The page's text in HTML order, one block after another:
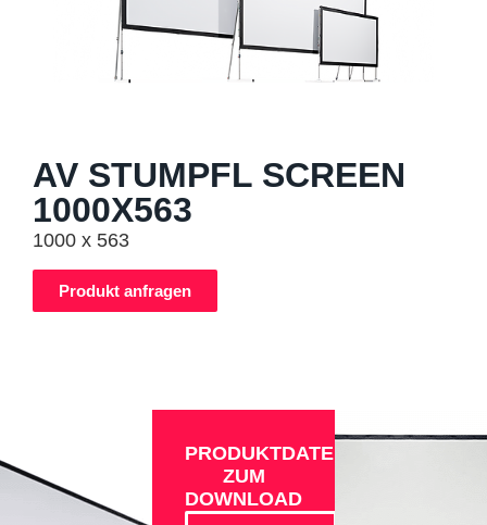
AV STUMPFL SCREEN
1000X563
1000 x 563
Produkt anfragen
PRODUKTDATEN
ZUM
DOWNLOAD